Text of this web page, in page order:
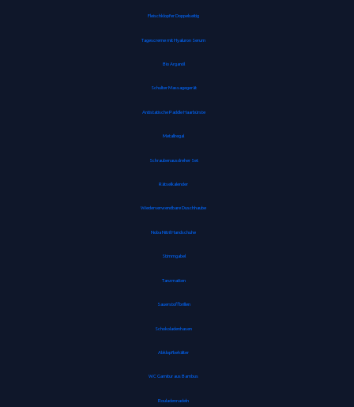
Fleischklopfer Doppelseitig
Tagescreme mit Hyaluron Serum
Bio Arganöl
Schulter Massagegerät
Antistatische Paddle Haarbürste
Metallregal
Schraubenausdreher Set
Rätselkalender
Wiederverwendbare Duschhaube
Noba Nitril Handschuhe
Stimmgabel
Tanzmatten
Sauerstoffbrillen
Schokoladenhasen
Abklopfbehälter
WC Garnitur aus Bambus
Rouladennadeln